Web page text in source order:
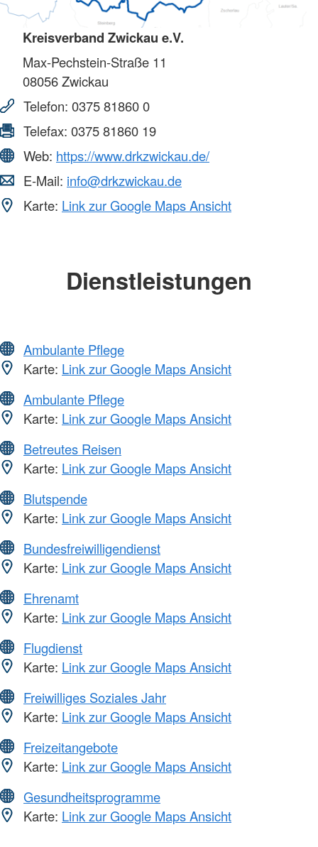
Kreisverband Zwickau e.V.
Max-Pechstein-Straße 11
08056Zwickau
Telefon: 0375 81860 0
Telefax: 0375 81860 19
Web: https://www.drkzwickau.de/
E-Mail: info@drkzwickau.de
Karte: Link zur Google Maps Ansicht
Dienstleistungen
Ambulante Pflege
Karte: Link zur Google Maps Ansicht
Ambulante Pflege
Karte: Link zur Google Maps Ansicht
Betreutes Reisen
Karte: Link zur Google Maps Ansicht
Blutspende
Karte: Link zur Google Maps Ansicht
Bundesfreiwilligendienst
Karte: Link zur Google Maps Ansicht
Ehrenamt
Karte: Link zur Google Maps Ansicht
Flugdienst
Karte: Link zur Google Maps Ansicht
Freiwilliges Soziales Jahr
Karte: Link zur Google Maps Ansicht
Freizeitangebote
Karte: Link zur Google Maps Ansicht
Gesundheitsprogramme
Karte: Link zur Google Maps Ansicht